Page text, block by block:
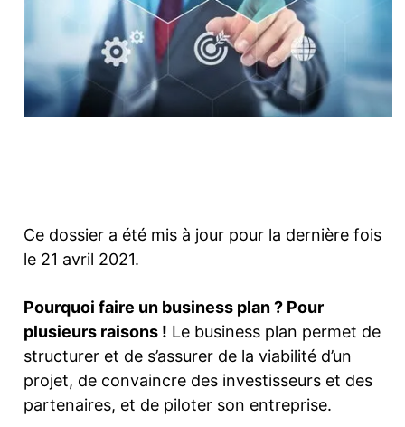
Ce dossier a été mis à jour pour la dernière fois
le 21 avril 2021.
Pourquoi faire un business plan ? Pour
plusieurs raisons ! Le business plan permet de
structurer et de s’assurer de la viabilité d’un
projet, de convaincre des investisseurs et des
partenaires, et de piloter son entreprise.